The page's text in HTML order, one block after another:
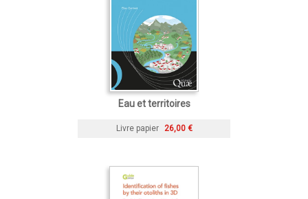
Eau et territoires
Livre papier 26,00 €